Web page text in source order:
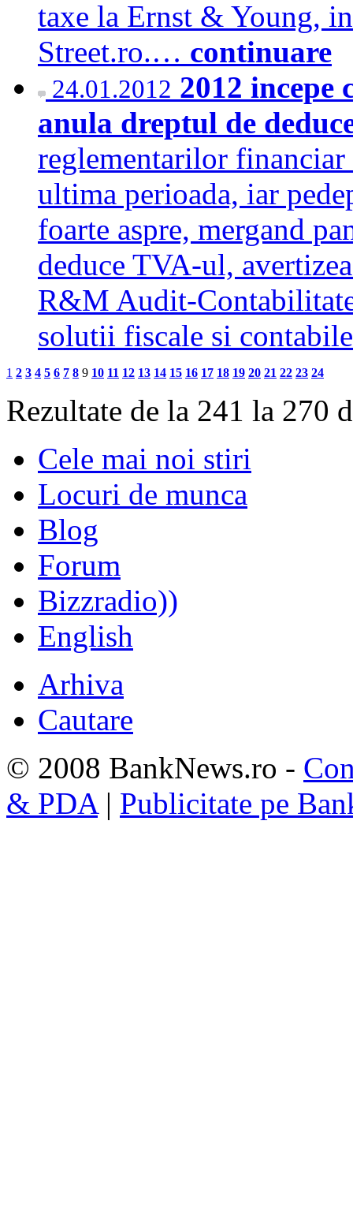
taxe la Ernst & Young,
Street.ro.… continuare
24.01.2012 2012 incepe
anula dreptul de
reglementarilor
ultima perioada, iar
foarte aspre, mergand
deduce TVA-ul,
R&M Audit-
solutii fiscale si
1 2 3 4 5 6 7 8 9 10 11 12 13 14 15 16 17 18 19 20 21 22 23 24
Rezultate de la 241 la 270
Cele mai noi stiri
Locuri de munca
Blog
Forum
Bizzradio))
English
Arhiva
Cautare
© 2008 BankNews.ro -
& PDA| Publicitate pe